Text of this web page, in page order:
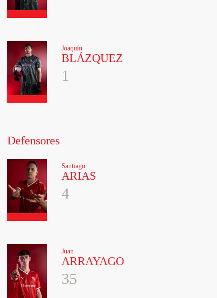
Joaquín
BLÁZQUEZ
1
Defensores
Santiago
ARIAS
4
Juan
ARRAYAGO
35